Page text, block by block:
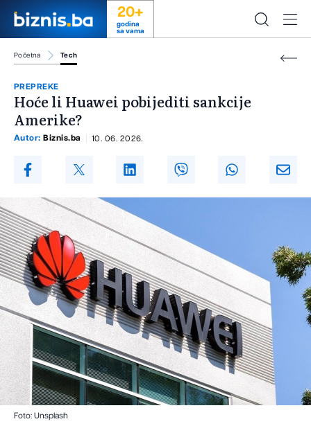
20+
godina
sa vama
Početna Tech
PREPREKE
Hoće li Huawei pobijediti sankcije
Amerike?
Autor: Biznis.ba 10. 06. 2026.
Foto: Unsplash